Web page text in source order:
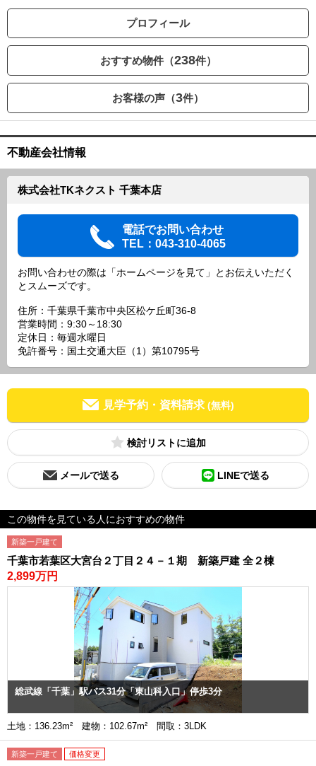
プロフィール
おすすめ物件（238件）
お客様の声（3件）
不動産会社情報
株式会社TKネクスト 千葉本店
電話でお問い合わせ
TEL：043-310-4065
お問い合わせの際は「ホームページを見て」とお伝えいただく
とスムーズです。
住所：千葉県千葉市中央区松ケ丘町36-8
営業時間：9:30～18:30
定休日：毎週水曜日
免許番号：国土交通大臣（1）第10795号
見学予約・資料請求 (無料)
検討リスト
メールで送る LINEで送る
この物件を見ている人におすすめの物件
新築一戸建て
千葉市若葉区大宮台２丁目２４－１期 新築戸建 全２棟
2,899万円
総武線「千葉」駅バス31分「東山科入口」停歩3分
土地：136.23m² 建物：102.67m² 間取：3LDK
新築一戸建て 価格変更